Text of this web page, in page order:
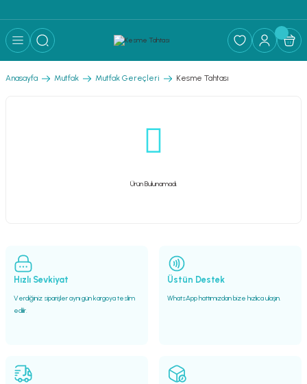
Anasayfa Mutfak Mutfak Gereçleri Kesme Tahtası
Ürün Bulunamadı.
Hızlı Sevkiyat
Verdiğiniz siparişler aynı gün kargoya teslim
edilir.
Üstün Destek
WhatsApp hattımızdan bize hızlıca ulaşın.